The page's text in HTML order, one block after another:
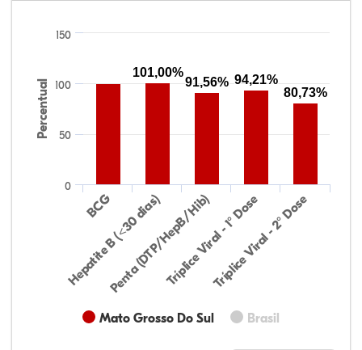
Percentual
Mato Grosso Do Sul Brasil
BCG
Hepatite B (<30 dias)
Penta (DTP/HepB/Hib)Tríplice Viral - 1° Dose
Tríplice Viral - 2° Dose
0
50
100
150
101,00%
91,56% 94,21%
80,73%